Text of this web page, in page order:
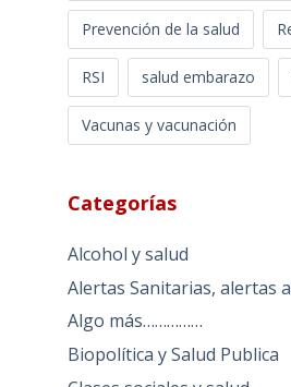
Prevención de la salud
RSI salud embarazo
Vacunas y vacunación
Categorías
Alcohol y salud
Alertas Sanitarias, alertas
Algo más……………
Biopolítica y Salud Publica